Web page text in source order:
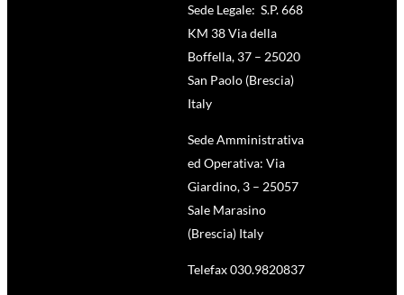
Sede Legale: S.P. 668
KM 38 Via della
Boffella, 37 – 25020
San Paolo (Brescia)
Italy
Sede Amministrativa
ed Operativa: Via
Giardino, 3 – 25057
Sale Marasino
(Brescia) Italy
Telefax 030.9820837